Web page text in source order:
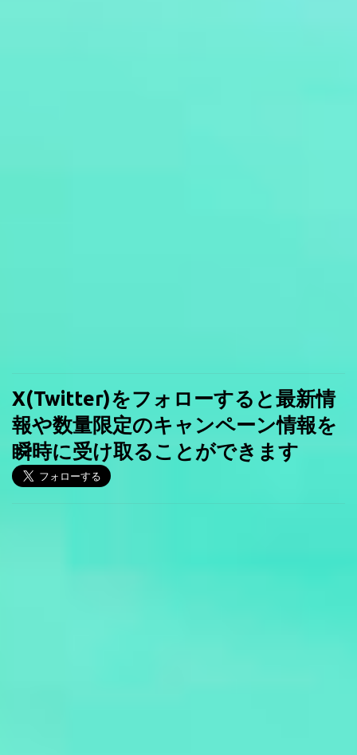
X(Twitter)をフォローすると最新情
報や数量限定のキャンペーン情報を
瞬時に受け取ることができます